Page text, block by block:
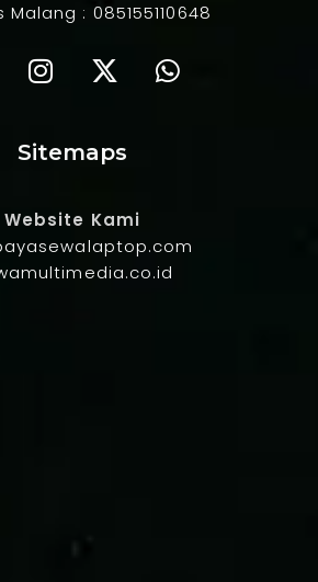
Malang : 085155110648
Sitemaps
Website Kami